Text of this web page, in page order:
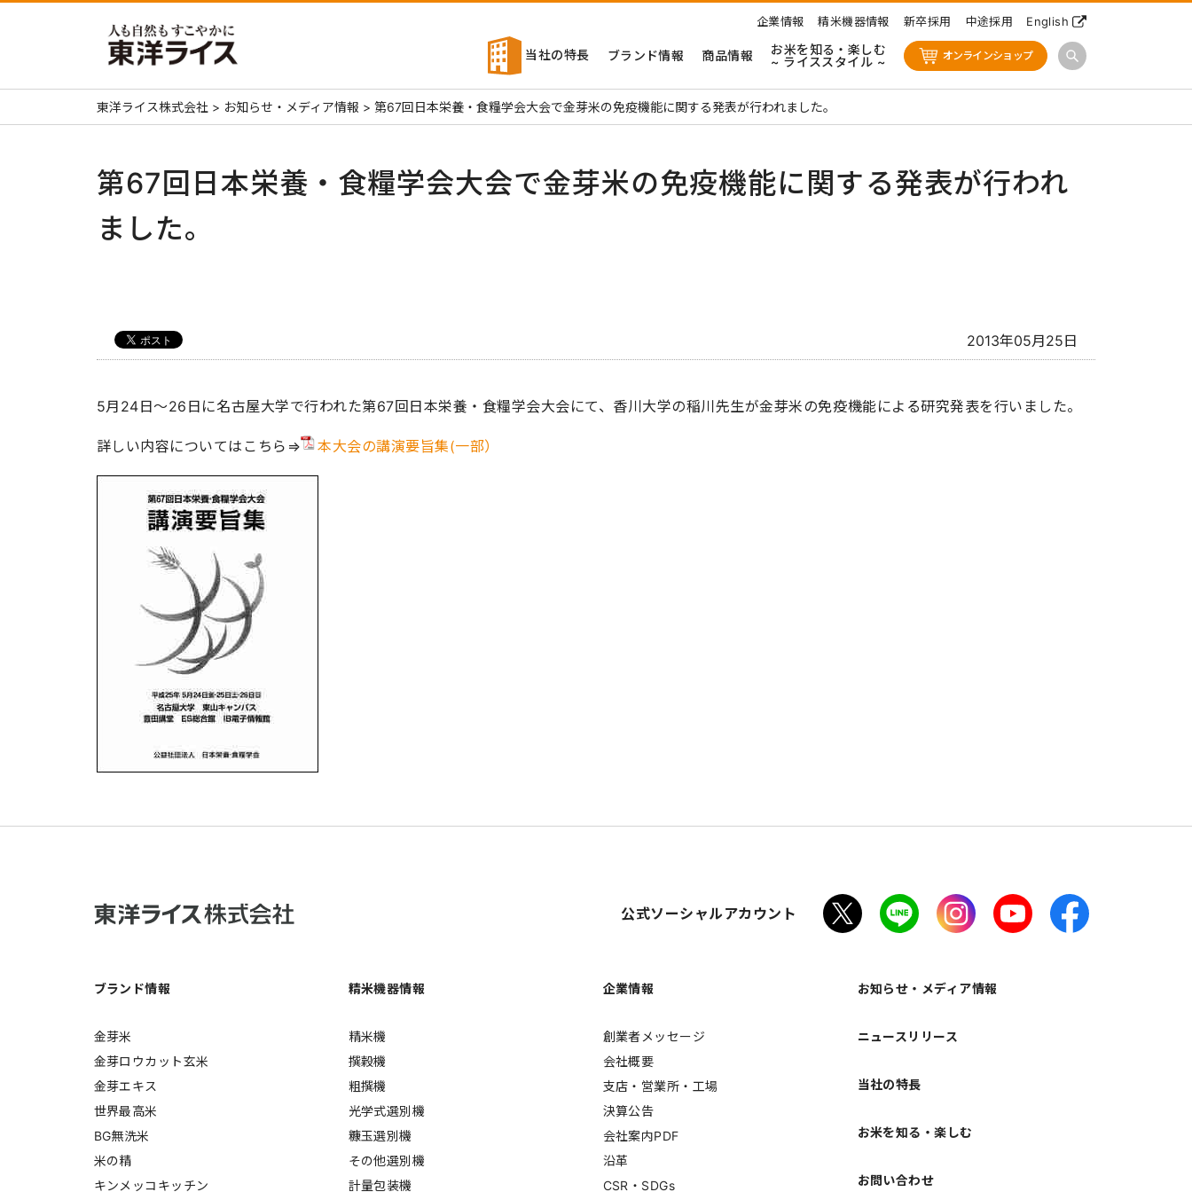
企業情報 精米機器情報 新卒採用 中途採用 English
当社の特長 ブランド情報 商品情報
お米を知る・楽しむ
~ ライススタイル ~
オンラインショップ
東洋ライス株式会社 > お知らせ・メディア情報 > 第67回日本栄養・食糧学会大会で金芽米の免疫機能に関する発表が行われました。
第67回日本栄養・食糧学会大会で金芽米の免疫機能に関する発表が行われ
ました。
2013年05月25日
5月24日～26日に名古屋大学で行われた第67回日本栄養・食糧学会大会にて、香川大学の稲川先生が金芽米の免疫機能による研究発表を行いました。
詳しい内容についてはこちら⇒ 本大会の講演要旨集(一部）
公式ソーシャルアカウント
ブランド情報
金芽米
金芽ロウカット玄米
金芽エキス
世界最高米
BG無洗米
米の精
キンメッコキッチン
精米機器情報
精米機
撰穀機
粗撰機
光学式選別機
糠玉選別機
その他選別機
計量包装機
企業情報
創業者メッセージ
会社概要
支店・営業所・工場
決算公告
会社案内PDF
沿革
CSR・SDGs
お知らせ・メディア情報
ニュースリリース
当社の特長
お米を知る・楽しむ
お問い合わせ